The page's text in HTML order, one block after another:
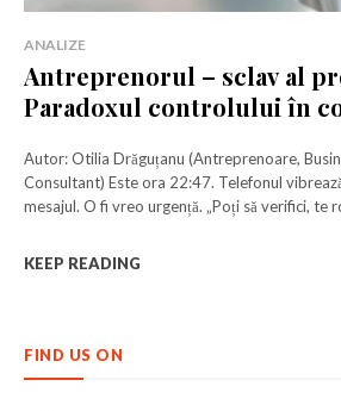
ANALIZE
Antreprenorul – sclav al
Paradoxul controlului în
Autor: Otilia Drăguțanu (Antreprenoare,
Consultant) Este ora 22:47. Telefonul vibrează. Tresari și deschizi
mesajul. O fi vreo urgență. „Poți să
KEEP READING
FIND US ON